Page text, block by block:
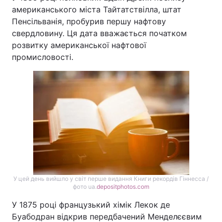
американського міста Тайтатствілла, штат
Пенсільванія, пробурив першу нафтову
свердловину. Ця дата вважається початком
розвитку американської нафтової
промисловості.
У цей день вийшло у світ перше видання Книги рекордів Гіннесса /
фото ua.depositphotos.com
У 1875 році французький хімік Лекок де
Буабодран відкрив передбачений Менделєєвим